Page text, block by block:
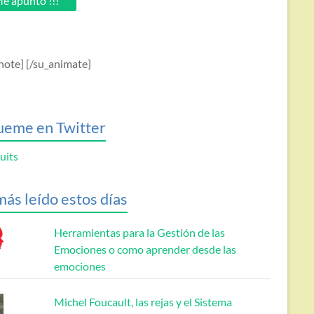
[/su_animate]
en Twitter
leído estos días
Herramientas para la Gestión de las
Emociones o como aprender desde las
emociones
Michel Foucault, las rejas y el Sistema